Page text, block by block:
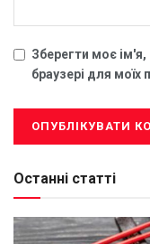
Зберегти моє
браузері для
Останні статті